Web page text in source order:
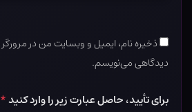
ذخیره نام، ایمیل و وبسایت من در مرورگر
دیدگاهی می‌نویسم.
برای تأیید، حاصل عبارت زیر را وارد کنید*